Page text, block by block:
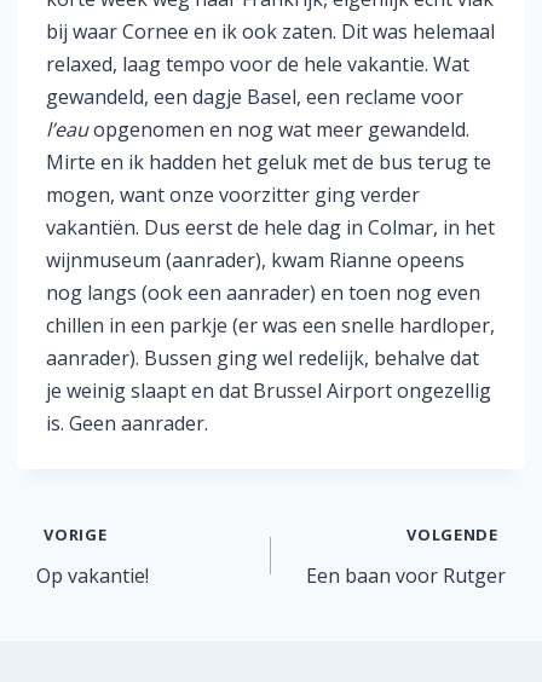
bij waar Cornee en ik ook zaten. Dit was helemaal
relaxed, laag tempo voor de hele vakantie. Wat
gewandeld, een dagje Basel, een reclame voor
l’eauopgenomen en nog wat meer gewandeld.
Mirte en ik hadden het geluk met de bus terug te
mogen, want onze voorzitter ging verder
vakantiën. Dus eerst de hele dag in Colmar, in het
wijnmuseum (aanrader), kwam Rianne opeens
nog langs (ook een aanrader) en toen nog even
chillen in een parkje (er was een snelle hardloper,
aanrader). Bussen ging wel redelijk, behalve dat
je weinig slaapt en dat Brussel Airport ongezellig
is. Geen aanrader.
Bericht
navigatie
VORIGE
Op vakantie!
VOLGENDE
Een baan voor Rutger